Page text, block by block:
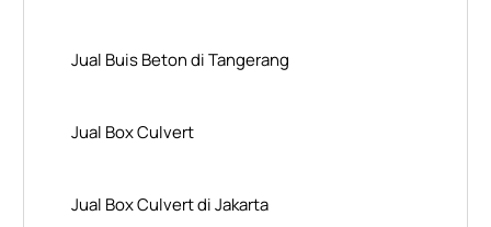
Jual Buis Beton di Tangerang
Jual Box Culvert
Jual Box Culvert di Jakarta